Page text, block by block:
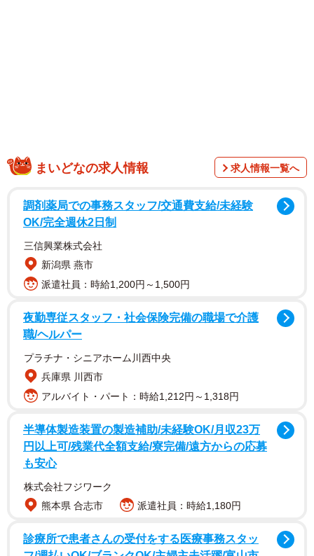
まいどなの求人情報 求人情報一覧へ
調剤薬局での事務スタッフ/交通費支給/未経験
OK/完全週休2日制
三信興業株式会社
新潟県 燕市
派遣社員：時給1,200円～1,500円
夜勤専従スタッフ・社会保険完備の職場で介護
職/ヘルパー
プラチナ・シニアホーム川西中央
兵庫県 川西市
アルバイト・パート：時給1,212円～1,318円
半導体製造装置の製造補助/未経験OK/月収23万
円以上可/残業代全額支給/寮完備/遠方からの応募
も安心
株式会社フジワーク
熊本県 合志市
派遣社員：時給1,180円
診療所で患者さんの受付をする医療事務スタッ